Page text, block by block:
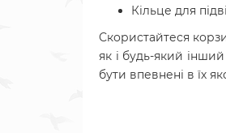
Кільце для
Скористайтеся
як і будь-який
бути впевнені в їх